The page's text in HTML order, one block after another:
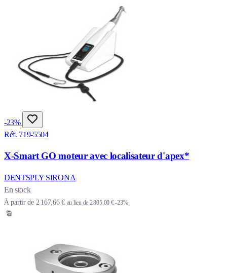
-23%
Réf. 719-5504
X-Smart GO moteur avec localisateur d'apex*
DENTSPLY SIRONA
En stock
À partir de 2 167,66 € au lieu de 2 805,00 €-23%